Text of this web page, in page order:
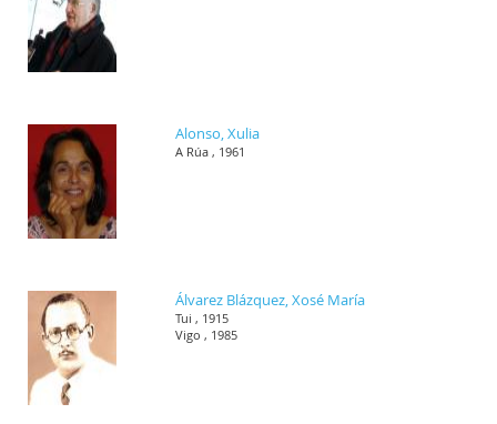
Alonso, Xulia
A Rúa , 1961
Álvarez Blázquez, Xosé María
Tui , 1915
Vigo , 1985